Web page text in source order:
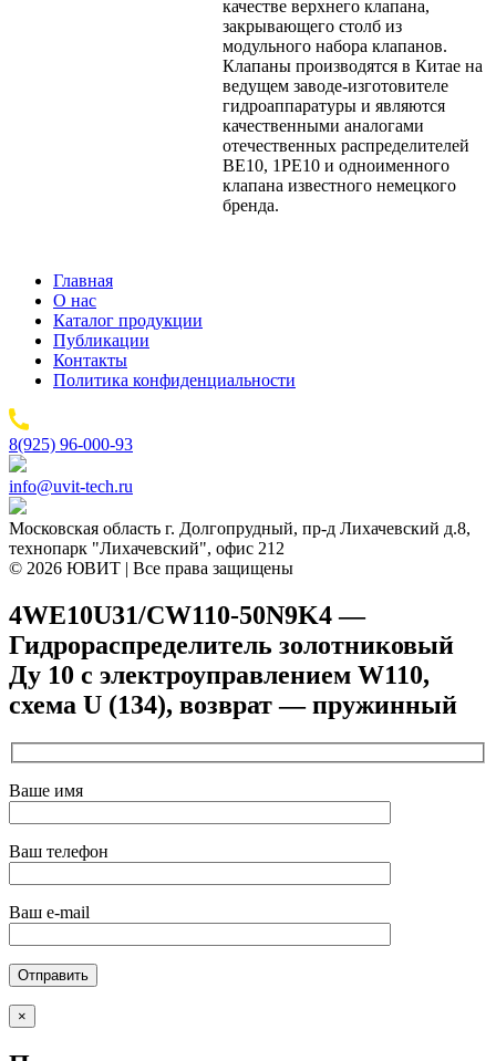
качестве верхнего клапана,
закрывающего столб из
модульного набора клапанов.
Клапаны производятся в Китае на
ведущем заводе-изготовителе
гидроаппаратуры и являются
качественными аналогами
отечественных распределителей
ВЕ10, 1РЕ10 и одноименного
клапана известного немецкого
бренда.
Главная
О нас
Каталог продукции
Публикации
Контакты
Политика конфиденциальности
8(925) 96-000-93
info@uvit-tech.ru
Московская область г. Долгопрудный, пр-д Лихачевский д.8,
технопарк "Лихачевский", офис 212
© 2026 ЮВИТ | Все права защищены
4WE10U31/CW110-50N9K4 —
Гидрораспределитель золотниковый
Ду 10 с электроуправлением W110,
схема U (134), возврат — пружинный
Ваше имя
Ваш телефон
Ваш e-mail
×